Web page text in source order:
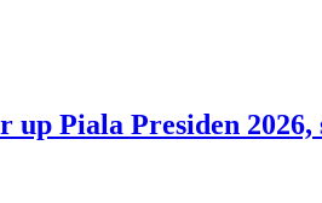
Piala Presiden